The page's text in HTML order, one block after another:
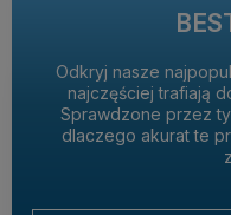
Odkryj nasze
najczęściej trafiają
Sprawdzone przez
dlaczego akurat te